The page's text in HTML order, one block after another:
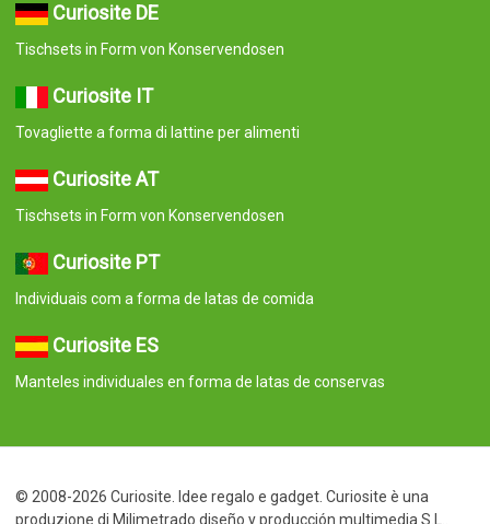
Curiosite DE
Tischsets in Form von Konservendosen
Curiosite IT
Tovagliette a forma di lattine per alimenti
Curiosite AT
Tischsets in Form von Konservendosen
Curiosite PT
Individuais com a forma de latas de comida
Curiosite ES
Manteles individuales en forma de latas de conservas
© 2008-2026 Curiosite. Idee regalo e gadget. Curiosite è una
produzione di Milimetrado diseño y producción multimedia S.L..